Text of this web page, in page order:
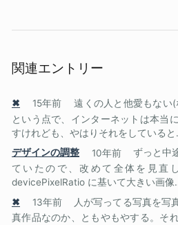
関連エントリー
✖ 15年前
遠くの人と他愛もない
という点で、インターネットは本当
すけれども、やはりそれをしていると
デザインの調整
10年前
ずっと中
ていたので、改めて全体を見直
devicePixelRatio に基いて大きい画像
✖
13年前
人が写ってる写真を写
真作品なのか、ともやもやする。そ